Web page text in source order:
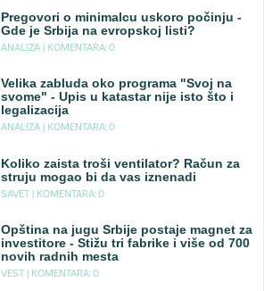
Pregovori o minimalcu uskoro počinju -
Gde je Srbija na evropskoj listi?
ANALIZA | KOMENTARA: 0
Velika zabluda oko programa "Svoj na
svome" - Upis u katastar nije isto što i
legalizacija
ANALIZA | KOMENTARA: 0
Koliko zaista troši ventilator? Račun za
struju mogao bi da vas iznenadi
SAVET | KOMENTARA: 0
Opština na jugu Srbije postaje magnet za
investitore - Stižu tri fabrike i više od 700
novih radnih mesta
VEST | KOMENTARA: 0